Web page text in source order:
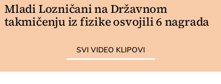
Mladi Lozničani na Državnom
takmičenju iz fizike osvojili 6 nagrada
SVI VIDEO KLIPOVI